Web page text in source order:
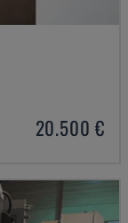
20.500 €